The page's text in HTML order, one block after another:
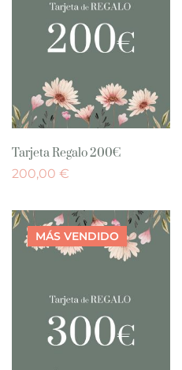
Tarjeta Regalo 200€
200,00 €
MÁS VENDIDO